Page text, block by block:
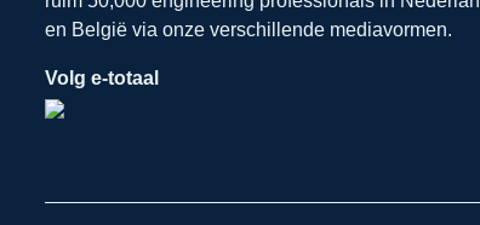
en België via onze verschillende mediavormen.
Volg e-totaal